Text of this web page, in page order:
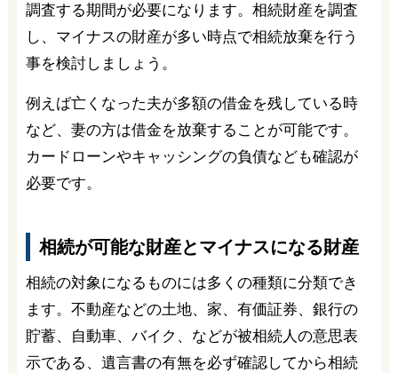
調査する期間が必要になります。相続財産を調査
し、マイナスの財産が多い時点で相続放棄を行う
事を検討しましょう。
例えば亡くなった夫が多額の借金を残している時
など、妻の方は借金を放棄することが可能です。
カードローンやキャッシングの負債なども確認が
必要です。
相続が可能な財産とマイナスになる財産
相続の対象になるものには多くの種類に分類でき
ます。不動産などの土地、家、有価証券、銀行の
貯蓄、自動車、バイク、などが被相続人の意思表
示である、遺言書の有無を必ず確認してから相続